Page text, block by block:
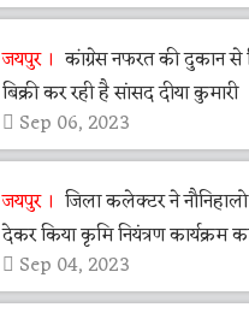
जयपुर
कांग्रेस नफरत की दुकान से
बिक्री कर रही है सांसद दीया कुमारी
Sep 06, 2023
जयपुर
जिला कलेक्टर ने
देकर किया कृमि नियंत्रण कार्यक्रम
Sep 04, 2023